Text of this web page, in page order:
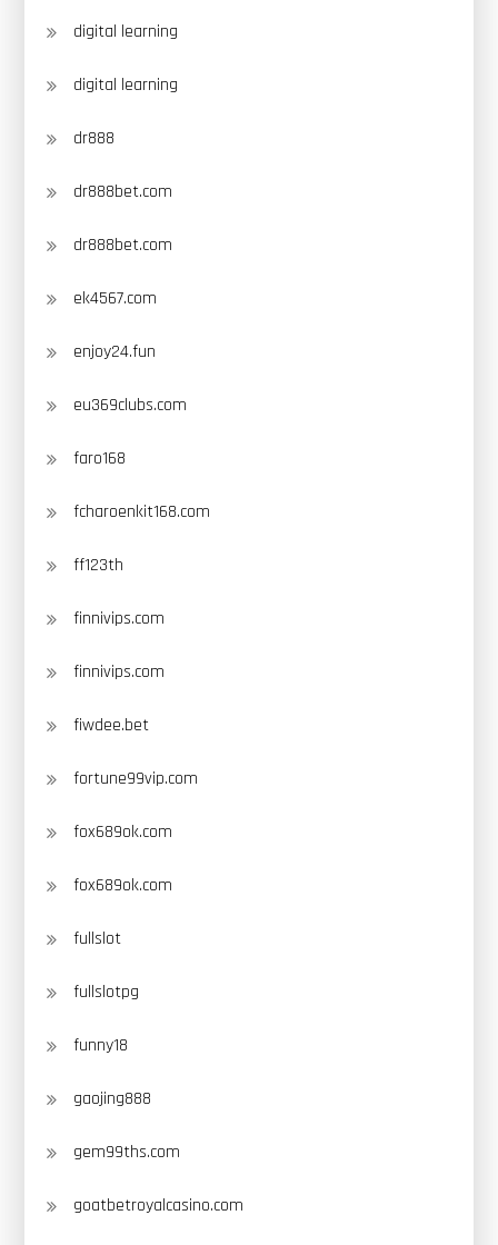
digital learning
digital learning
dr888
dr888bet.com
dr888bet.com
ek4567.com
enjoy24.fun
eu369clubs.com
faro168
fcharoenkit168.com
ff123th
finnivips.com
finnivips.com
fiwdee.bet
fortune99vip.com
fox689ok.com
fox689ok.com
fullslot
fullslotpg
funny18
gaojing888
gem99ths.com
goatbetroyalcasino.com